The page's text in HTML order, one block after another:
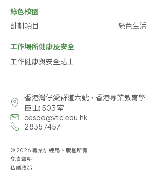
綠色校園
計劃項目
綠色生
工作場所健康及安全
工作健康與安全貼士
香港灣仔愛群道六號，香港專業教育學
臣山) 503 室
cesdo@vtc.edu.hk
2835 7457
© 2026 職業訓練局。版權所有
免責聲明
私隱政策